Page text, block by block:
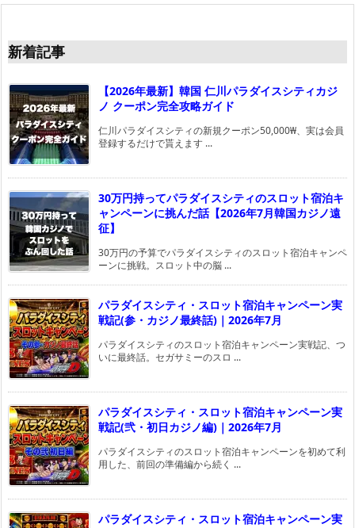
新着記事
【2026年最新】韓国 仁川パラダイスシティカジ
ノ クーポン完全攻略ガイド
仁川パラダイスシティの新規クーポン50,000₩、実は会員
登録するだけで貰えます ...
30万円持ってパラダイスシティのスロット宿泊キ
ャンペーンに挑んだ話【2026年7月韓国カジノ遠
征】
30万円の予算でパラダイスシティのスロット宿泊キャンペ
ーンに挑戦。スロット中の脳 ...
パラダイスシティ・スロット宿泊キャンペーン実
戦記(参・カジノ最終話)｜2026年7月
パラダイスシティのスロット宿泊キャンペーン実戦記、つ
いに最終話。セガサミーのスロ ...
パラダイスシティ・スロット宿泊キャンペーン実
戦記(弐・初日カジノ編)｜2026年7月
パラダイスシティのスロット宿泊キャンペーンを初めて利
用した、前回の準備編から続く ...
パラダイスシティ・スロット宿泊キャンペーン実